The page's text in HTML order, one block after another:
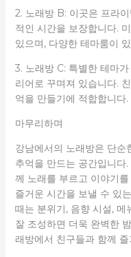
2. 노래방 B: 이곳은 프라
적인 시간을 보장합니다.
있으며, 다양한 테마룸이
3. 노래방 C: 특별한 테마
리어로 꾸며져 있습니다.
억을 만들기에 적합합니다.
마무리하며
강남에서의 노래방은 단
추억을 만드는 공간입니다
께 노래를 부르고 이야기
즐거운 시간을 보낼 수 있
때는 분위기, 음향 시설, 메
잘 조성하면 더욱 완벽한
래방에서 친구들과 함께